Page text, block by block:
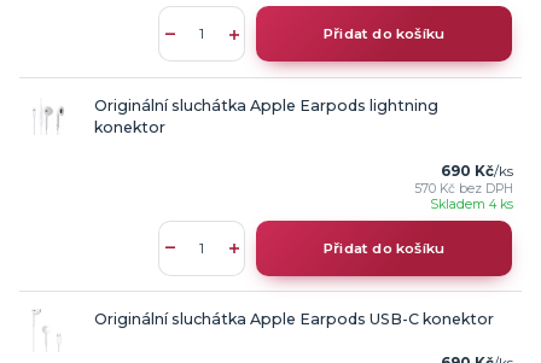
Přidat do košíku
Originální sluchátka Apple Earpods lightning
konektor
690 Kč/ks
570 Kč bez DPH
Skladem 4 ks
Přidat do košíku
Originální sluchátka Apple Earpods USB-C konektor